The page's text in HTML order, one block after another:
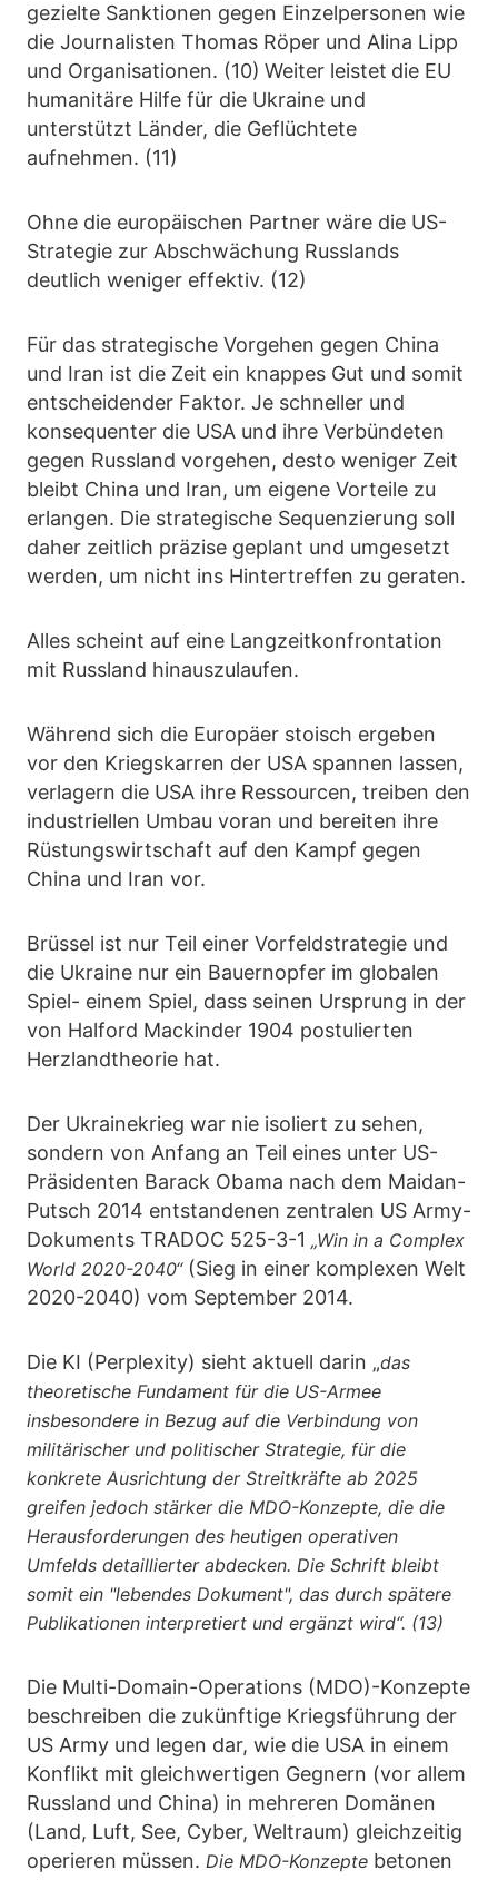
gezielte Sanktionen gegen Einzelpersonen wie
die Journalisten Thomas Röper und Alina Lipp
und Organisationen. (10) Weiter leistet die EU
humanitäre Hilfe für die Ukraine und
unterstützt Länder, die Geflüchtete
aufnehmen. (11)
Ohne die europäischen Partner wäre die US-
Strategie zur Abschwächung Russlands
deutlich weniger effektiv. (12)
Für das strategische Vorgehen gegen China
und Iran ist die Zeit ein knappes Gut und somit
entscheidender Faktor. Je schneller und
konsequenter die USA und ihre Verbündeten
gegen Russland vorgehen, desto weniger Zeit
bleibt China und Iran, um eigene Vorteile zu
erlangen. Die strategische Sequenzierung soll
daher zeitlich präzise geplant und umgesetzt
werden, um nicht ins Hintertreffen zu geraten.
Alles scheint auf eine Langzeitkonfrontation
mit Russland hinauszulaufen.
Während sich die Europäer stoisch ergeben
vor den Kriegskarren der USA spannen lassen,
verlagern die USA ihre Ressourcen, treiben den
industriellen Umbau voran und bereiten ihre
Rüstungswirtschaft auf den Kampf gegen
China und Iran vor.
Brüssel ist nur Teil einer Vorfeldstrategie und
die Ukraine nur ein Bauernopfer im globalen
Spiel- einem Spiel, dass seinen Ursprung in der
von Halford Mackinder 1904 postulierten
Herzlandtheorie hat.
Der Ukrainekrieg war nie isoliert zu sehen,
sondern von Anfang an Teil eines unter US-
Präsidenten Barack Obama nach dem Maidan-
Putsch 2014 entstandenen zentralen US Army-
Dokuments TRADOC 525-3-1 „Win in a Complex
World 2020-2040“(Sieg in einer komplexen Welt
2020-2040) vom September 2014.
Die KI (Perplexity) sieht aktuell darin „das
theoretische Fundament für die US-Armee
insbesondere in Bezug auf die Verbindung von
militärischer und politischer Strategie, für die
konkrete Ausrichtung der Streitkräfte ab 2025
greifen jedoch stärker die MDO-Konzepte, die die
Herausforderungen des heutigen operativen
Umfelds detaillierter abdecken. Die Schrift bleibt
somit ein "lebendes Dokument", das durch spätere
Publikationen interpretiert und ergänzt wird“. (13)
Die Multi-Domain-Operations (MDO)-Konzepte
beschreiben die zukünftige Kriegsführung der
US Army und legen dar, wie die USA in einem
Konflikt mit gleichwertigen Gegnern (vor allem
Russland und China) in mehreren Domänen
(Land, Luft, See, Cyber, Weltraum) gleichzeitig
operieren müssen. Die MDO-Konzepte betonen